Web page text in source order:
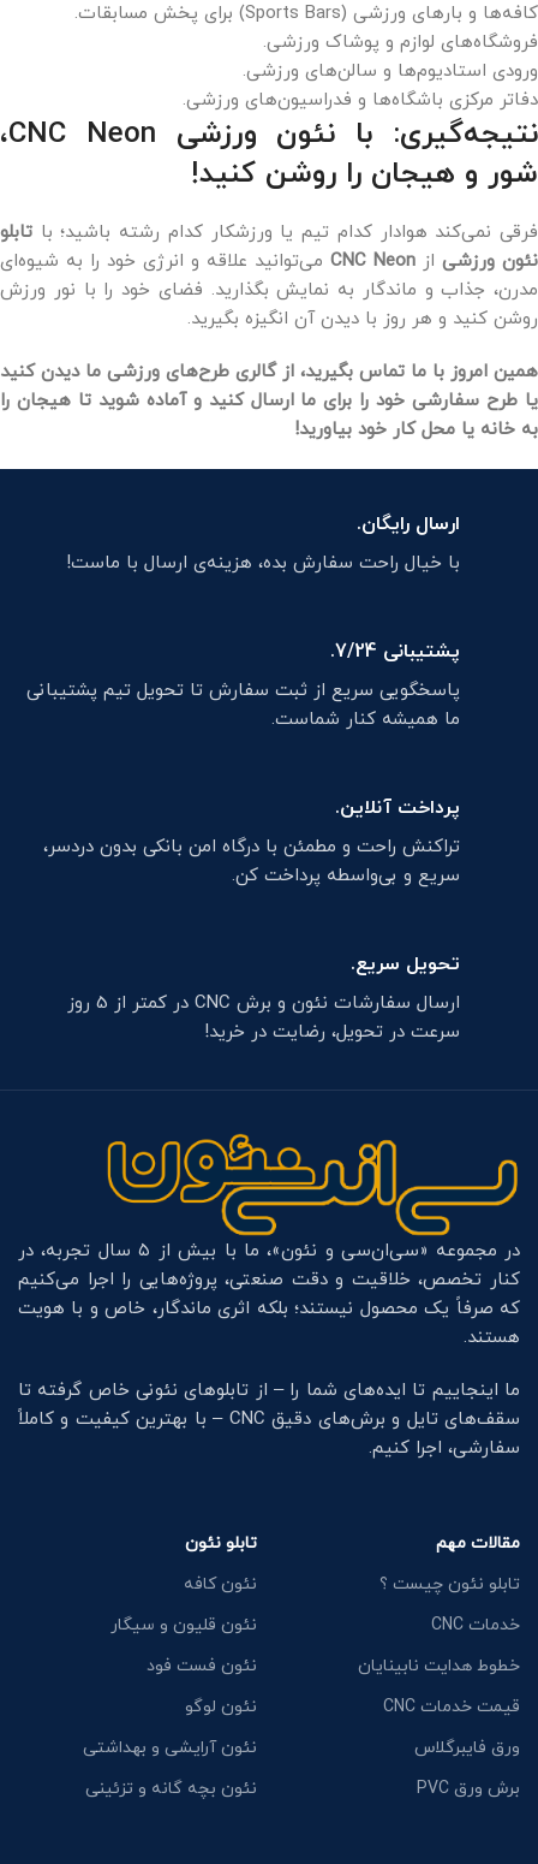
کافه‌ها و بارهای ورزشی (Sports Bars) برای پخش مسابقات.
فروشگاه‌های لوازم و پوشاک ورزشی.
ورودی استادیوم‌ها و سالن‌های ورزشی.
دفاتر مرکزی باشگاه‌ها و فدراسیون‌های ورزشی.
نتیجه‌گیری: با نئون ورزشی CNC Neon،
شور و هیجان را روشن کنید!
فرقی نمی‌کند هوادار کدام تیم یا ورزشکار کدام رشته باشید؛ با تابلو
نئون ورزشی از CNC Neon می‌توانید علاقه و انرژی خود را به شیوه‌ای
مدرن، جذاب و ماندگار به نمایش بگذارید. فضای خود را با نور ورزش
روشن کنید و هر روز با دیدن آن انگیزه بگیرید.
همین امروز با ما تماس بگیرید، از گالری طرح‌های ورزشی ما دیدن کنید
یا طرح سفارشی خود را برای ما ارسال کنید و آماده شوید تا هیجان را
به خانه یا محل کار خود بیاورید!
ارسال رایگان.
با خیال راحت سفارش بده، هزینه‌ی ارسال با ماست!
پشتیبانی 7/24.
پاسخگویی سریع از ثبت سفارش تا تحویل تیم پشتیبانی
ما همیشه کنار شماست.
پرداخت آنلاین.
تراکنش راحت و مطمئن با درگاه امن بانکی بدون دردسر،
سریع و بی‌واسطه پرداخت کن.
تحویل سریع.
ارسال سفارشات نئون و برش CNC در کمتر از 5 روز
سرعت در تحویل، رضایت در خرید!
در مجموعه «سی‌ان‌سی و نئون»، ما با بیش از ۵ سال تجربه، در
کنار تخصص، خلاقیت و دقت صنعتی، پروژه‌هایی را اجرا می‌کنیم
که صرفاً یک محصول نیستند؛ بلکه اثری ماندگار، خاص و با هویت
هستند.
ما اینجاییم تا ایده‌های شما را – از تابلوهای نئونی خاص گرفته تا
سقف‌های تایل و برش‌های دقیق CNC – با بهترین کیفیت و کاملاً
سفارشی، اجرا کنیم.
مقالات مهم
تابلو نئون چیست ؟
خدمات CNC
خطوط هدایت نابینایان
قیمت خدمات CNC
ورق فایبرگلاس
برش ورق PVC
تابلو نئون
نئون کافه
نئون قلیون و سیگار
نئون فست فود
نئون لوگو
نئون آرایشی و بهداشتی
نئون بچه گانه و تزئینی